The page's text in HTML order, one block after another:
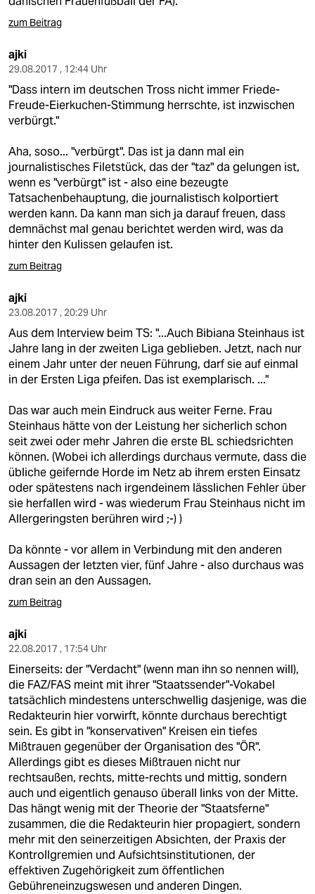
zum Beitrag
ajki
29.08.2017 , 12:44 Uhr
"Dass intern im deutschen Tross nicht immer Friede-
Freude-Eierkuchen-Stimmung herrschte, ist inzwischen
verbürgt."
Aha, soso... "verbürgt". Das ist ja dann mal ein
journalistisches Filetstück, das der "taz" da gelungen ist,
wenn es "verbürgt" ist - also eine bezeugte
Tatsachenbehauptung, die journalistisch kolportiert
werden kann. Da kann man sich ja darauf freuen, dass
demnächst mal genau berichtet werden wird, was da
hinter den Kulissen gelaufen ist.
zum Beitrag
ajki
23.08.2017 , 20:29 Uhr
Aus dem Interview beim TS: "...Auch Bibiana Steinhaus ist
Jahre lang in der zweiten Liga geblieben. Jetzt, nach nur
einem Jahr unter der neuen Führung, darf sie auf einmal
in der Ersten Liga pfeifen. Das ist exemplarisch. ..."
Das war auch mein Eindruck aus weiter Ferne. Frau
Steinhaus hätte von der Leistung her sicherlich schon
seit zwei oder mehr Jahren die erste BL schiedsrichten
können. (Wobei ich allerdings durchaus vermute, dass die
übliche geifernde Horde im Netz ab ihrem ersten Einsatz
oder spätestens nach irgendeinem lässlichen Fehler über
sie herfallen wird - was wiederum Frau Steinhaus nicht im
Allergeringsten berühren wird ;-) )
Da könnte - vor allem in Verbindung mit den anderen
Aussagen der letzten vier, fünf Jahre - also durchaus was
dran sein an den Aussagen.
zum Beitrag
ajki
22.08.2017 , 17:54 Uhr
Einerseits: der "Verdacht" (wenn man ihn so nennen will),
die FAZ/FAS meint mit ihrer "Staatssender"-Vokabel
tatsächlich mindestens unterschwellig dasjenige, was die
Redakteurin hier vorwirft, könnte durchaus berechtigt
sein. Es gibt in "konservativen" Kreisen ein tiefes
Mißtrauen gegenüber der Organisation des "ÖR".
Allerdings gibt es dieses Mißtrauen nicht nur
rechtsaußen, rechts, mitte-rechts und mittig, sondern
auch und eigentlich genauso überall links von der Mitte.
Das hängt wenig mit der Theorie der "Staatsferne"
zusammen, die die Redakteurin hier propagiert, sondern
mehr mit den seinerzeitigen Absichten, der Praxis der
Kontrollgremien und Aufsichtsinstitutionen, der
effektiven Zugehörigkeit zum öffentlichen
Gebühreneinzugswesen und anderen Dingen.